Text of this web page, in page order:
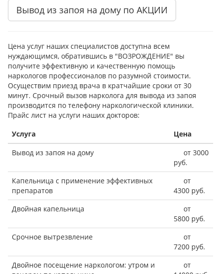
Вывод из запоя на дому по АКЦИИ
Цена услуг наших специалистов доступна всем
нуждающимся, обратившись в "ВОЗРОЖДЕНИЕ" вы
получите эффективную и качественную помощь
наркологов профессионалов по разумной стоимости.
Осуществим приезд врача в кратчайшие сроки от 30
минут. Срочный вызов нарколога для вывода из запоя
производится по телефону наркологической клиники.
Прайс лист на услуги наших докторов:
Услуга
Цена
Вывод из запоя на дому
от 3000
руб.
Капельница с применение эффективных
препаратов
от
4300 руб.
Двойная капельница
от
5800 руб.
Срочное вытрезвление
от
7200 руб.
Двойное посещение наркологом: утром и
от